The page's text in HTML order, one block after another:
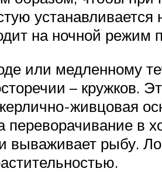
на ночной режим
или медленному
– кружков.
живцовая
переворачивание в
вываживает рыбу.